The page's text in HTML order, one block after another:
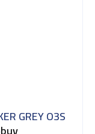
GREY O3S